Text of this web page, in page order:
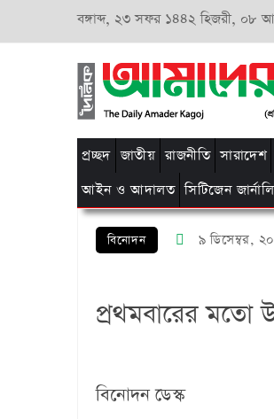
বঙ্গাব্দ, ২৩ সফর ১৪৪২ হিজরী, ০৮
প্রচ্ছদ জাতীয় রাজনীতি সারাদেশ
আইন ও আদালত সিটিজেন
বিনোদন ৯ ডিসেম্বর,
প্রথমবারের মতো
বিনোদন ডেস্ক